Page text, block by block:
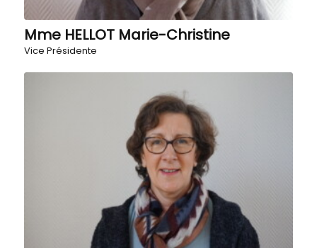
Mme HELLOT Marie-Christine
Vice Présidente